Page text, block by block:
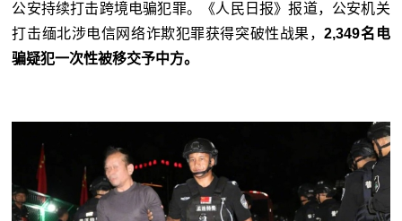
公安持续打击跨境电骗犯罪。《人民日报》报道，公安机关
打击缅北涉电信网络诈欺犯罪获得突破性战果，2,349名电
骗疑犯一次性被移交予中方。